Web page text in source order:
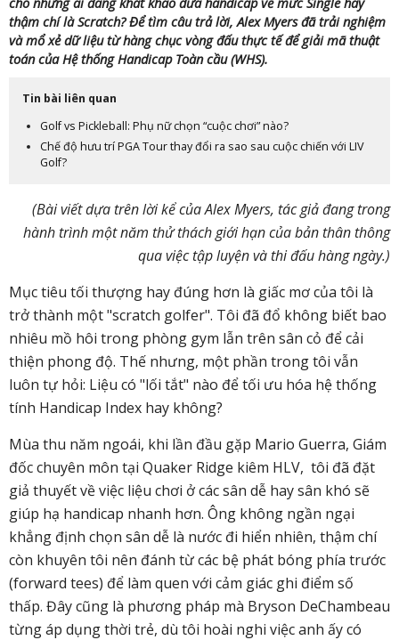
thậm chí là Scratch? Để tìm câu trả lời, Alex Myers đã trải nghiệm
và mổ xẻ dữ liệu từ hàng chục vòng đấu thực tế để giải mã thuật
toán của Hệ thống Handicap Toàn cầu (WHS).
Tin bài liên quan
Golf vs Pickleball: Phụ nữ chọn “cuộc chơi” nào?
Chế độ hưu trí PGA Tour thay đổi ra sao sau cuộc chiến với LIV
Golf?
(Bài viết dựa trên lời kể của Alex Myers, tác giả đang trong
hành trình một năm thử thách giới hạn của bản thân thông
qua việc tập luyện và thi đấu hàng ngày.)
Mục tiêu tối thượng hay đúng hơn là giấc mơ của tôi là
trở thành một "scratch golfer". Tôi đã đổ không biết bao
nhiêu mồ hôi trong phòng gym lẫn trên sân cỏ để cải
thiện phong độ. Thế nhưng, một phần trong tôi vẫn
luôn tự hỏi: Liệu có "lối tắt" nào để tối ưu hóa hệ thống
tính Handicap Index hay không?
Mùa thu năm ngoái, khi lần đầu gặp Mario Guerra, Giám
đốc chuyên môn tại Quaker Ridge kiêm HLV, tôi đã đặt
giả thuyết về việc liệu chơi ở các sân dễ hay sân khó sẽ
giúp hạ handicap nhanh hơn. Ông không ngần ngại
khẳng định chọn sân dễ là nước đi hiển nhiên, thậm chí
còn khuyên tôi nên đánh từ các bệ phát bóng phía trước
(forward tees) để làm quen với cảm giác ghi điểm số
thấp. Đây cũng là phương pháp mà Bryson DeChambeau
từng áp dụng thời trẻ, dù tôi hoài nghi việc anh ấy có